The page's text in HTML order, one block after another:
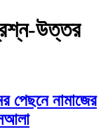
উত্তর
পেছনে নামাজের